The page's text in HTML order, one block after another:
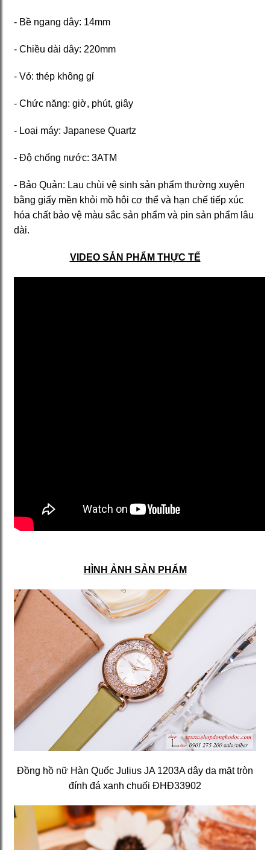
- Bề ngang dây: 14mm
- Chiều dài dây: 220mm
- Vỏ: thép không gỉ
- Chức năng: giờ, phút, giây
- Loại máy: Japanese Quartz
- Độ chống nước: 3ATM
- Bảo Quản: Lau chùi vệ sinh sản phẩm thường xuyên
bằng giấy mền khỏi mồ hôi cơ thể và hạn chế tiếp xúc
hóa chất bảo vệ màu sắc sản phẩm và pin sản phẩm lâu
dài.
VIDEO SẢN PHẨM THỰC TẾ
HÌNH ẢNH SẢN PHẨM
Đồng hồ nữ Hàn Quốc Julius JA 1203A dây da mặt tròn
đính đá xanh chuối ĐHĐ33902